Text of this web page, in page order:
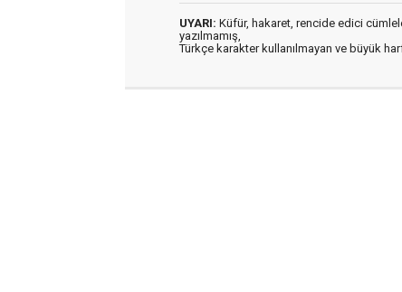
UYARI: Küfür, hakaret, rencide edici
yazılmamış,
Türkçe karakter kullanılmayan ve büyük